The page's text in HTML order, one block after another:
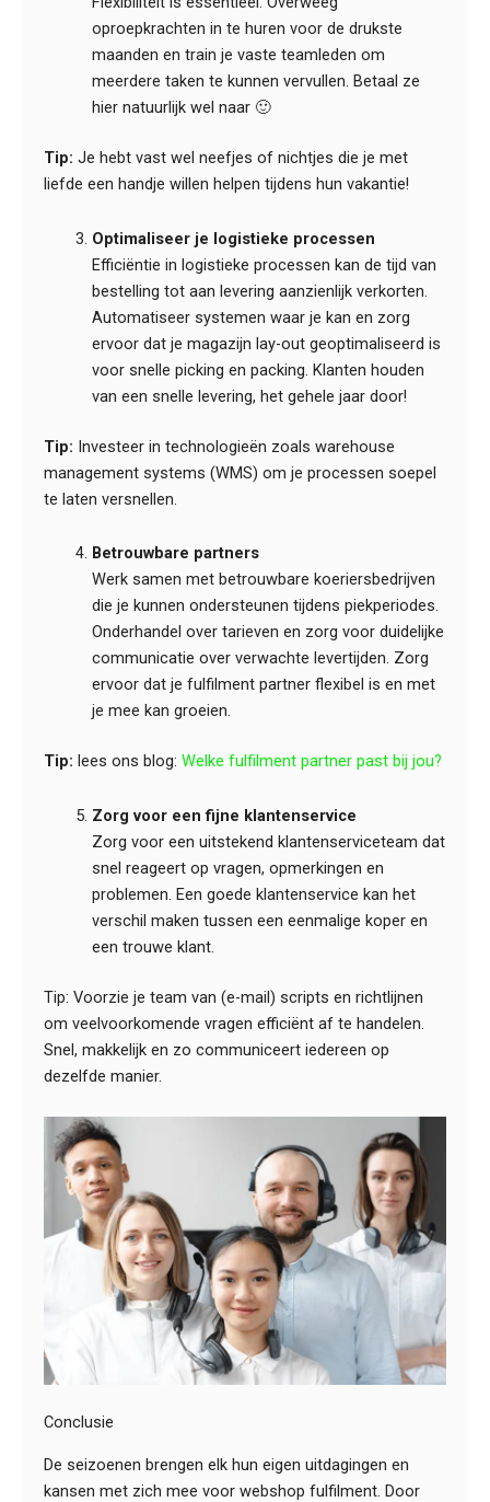
oproepkrachten in te huren voor de drukste
maanden en train je vaste teamleden om
meerdere taken te kunnen vervullen. Betaal ze
hier natuurlijk wel naar 🙂
Tip: Je hebt vast wel neefjes of nichtjes die je met
liefde een handje willen helpen tijdens hun vakantie!
Optimaliseer je logistieke processen
Efficiëntie in logistieke processen kan de tijd van
bestelling tot aan levering aanzienlijk verkorten.
Automatiseer systemen waar je kan en zorg
ervoor dat je magazijn lay-out geoptimaliseerd is
voor snelle picking en packing. Klanten houden
van een snelle levering, het gehele jaar door!
Tip: Investeer in technologieën zoals warehouse
management systems (WMS) om je processen soepel
te laten versnellen.
Betrouwbare partners
Werk samen met betrouwbare koeriersbedrijven
die je kunnen ondersteunen tijdens piekperiodes.
Onderhandel over tarieven en zorg voor duidelijke
communicatie over verwachte levertijden. Zorg
ervoor dat je fulfilment partner flexibel is en met
je mee kan groeien.
Tip: lees ons blog: Welke fulfilment partner past bij jou?
Zorg voor een fijne klantenservice
Zorg voor een uitstekend klantenserviceteam dat
snel reageert op vragen, opmerkingen en
problemen. Een goede klantenservice kan het
verschil maken tussen een eenmalige koper en
een trouwe klant.
Tip: Voorzie je team van (e-mail) scripts en richtlijnen
om veelvoorkomende vragen efficiënt af te handelen.
Snel, makkelijk en zo communiceert iedereen op
dezelfde manier.
Conclusie
De seizoenen brengen elk hun eigen uitdagingen en
kansen met zich mee voor webshop fulfilment. Door